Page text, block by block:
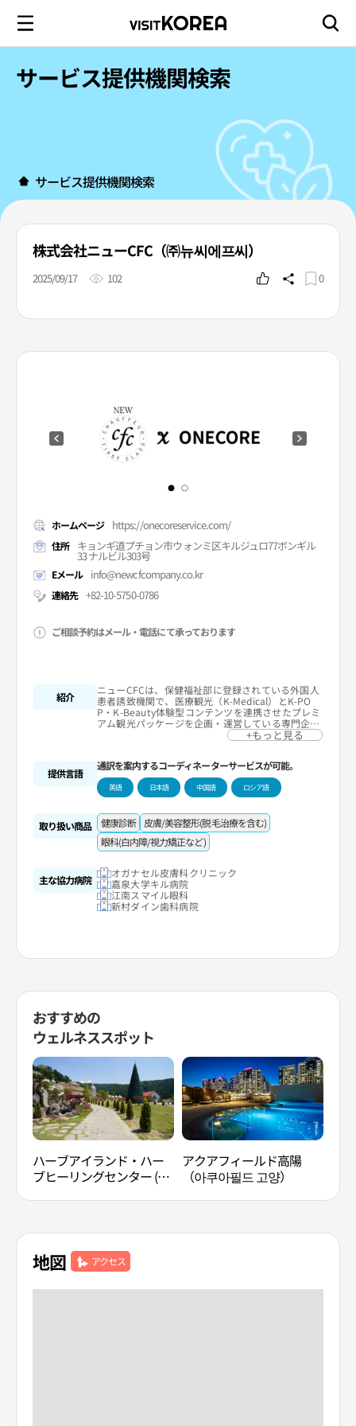
サービス提供機関検索
サービス提供機関検索
株式会社ニューCFC（㈜뉴씨에프씨）
2025/09/17 102 0
ホームページ https://onecoreservice.com/
住所 キョンギ道プチョン市ウォンミ区キルジュロ77ボンギル
33 ナルビル303号
Eメール info@newcfcompany.co.kr
連絡先 +82-10-5750-0786
ご相談予約はメール・電話にて承っております
紹介
ニューCFCは、保健福祉部に登録されている外国人
患者誘致機関で、医療観光（K-Medical）とK-PO
P・K-Beauty体験型コンテンツを連携させたプレミ
アム観光パッケージを企画・運営している専門企業
現在、ドバイ、タイ、中国、ロシア、ヨーロッパな
ーメイド観光商品を提供しています。自社プラット
フォームONECOREにより予約から移動、病院連
携、宿泊施設の案内までワンストップでサポートし
ています。
+もっと見る
提供言語
通訳を案内するコーディネーターサービスが可能。
英語 日本語 中国語 ロシア語
取り扱い商品 健康診断 皮膚/美容整形(脱毛治療を含む)
眼科(白内障/視力矯正など)
主な協力病院
オガナセル皮膚科クリニック
嘉泉大学キル病院
江南スマイル眼科
新村ダイン歯科病院
おすすめの
ウェルネススポット
ハーブアイランド・ハー
ブヒーリングセンター (허
アクアフィールド高陽
（아쿠아필드 고양）
地図 アクセス